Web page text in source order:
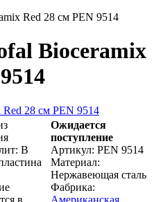
Red 28 cм PEN 9514
Bioceramix
В
в
Ожидается
поступление
Артикул: PEN 9514
Материал:
Нержавеющая сталь
Фабрика:
Американская